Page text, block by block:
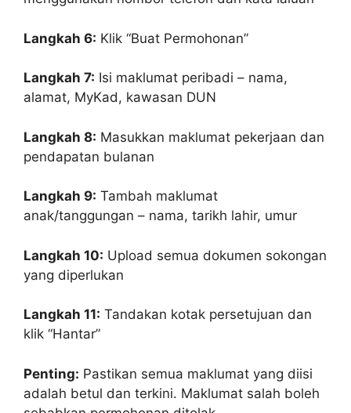
Langkah 6: Klik “Buat Permohonan”
Langkah 7: Isi maklumat peribadi – nama,
alamat, MyKad, kawasan DUN
Langkah 8: Masukkan maklumat pekerjaan dan
pendapatan bulanan
Langkah 9: Tambah maklumat
anak/tanggungan – nama, tarikh lahir, umur
Langkah 10: Upload semua dokumen sokongan
yang diperlukan
Langkah 11: Tandakan kotak persetujuan dan
klik “Hantar”
Penting: Pastikan semua maklumat yang diisi
adalah betul dan terkini. Maklumat salah boleh